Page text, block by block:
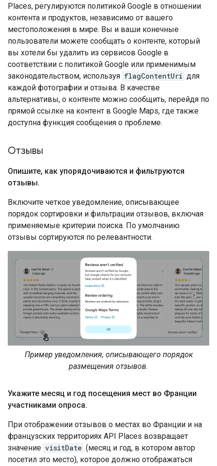
Places, регулируются политикой Google в отношении
контента и продуктов, независимо от вашего
местоположения в мире. Вы и ваши конечные
пользователи можете сообщать о контенте, который
вы хотели бы удалить из сервисов Google в
соответствии с политикой Google или применимым
законодательством, используя flagContentUri для
каждой фотографии и отзыва. В качестве
альтернативы, о контенте можно сообщить, перейдя по
прямой ссылке на контент в Google Maps, где также
доступна функция сообщения о проблеме.
Отзывы
Опишите, как упорядочиваются и фильтруются
отзывы.
Включите четкое уведомление, описывающее
порядок сортировки и фильтрации отзывов, включая
применяемые критерии поиска. По умолчанию
отзывы сортируются по релевантности.
Пример уведомления, описывающего порядок
размещения отзывов.
Укажите месяц и год посещения мест во Франции
участниками опроса.
При отображении отзывов о местах во Франции и на
французских территориях API Places возвращает
значение visitDate (месяц и год, в котором автор
посетил это место), которое должно отображаться